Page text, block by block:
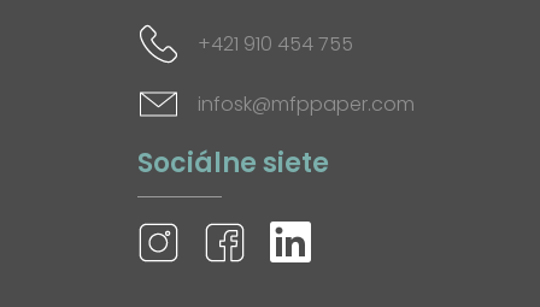
+421 910 454 755
infosk@mfppaper.com
Sociálne siete